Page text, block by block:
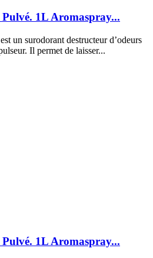
1L Aromaspray...
un surodorant destructeur d’odeurs
Il permet de laisser...
1L Aromaspray...